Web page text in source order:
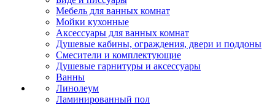
Мебель для ванных комнат
Мойки кухонные
Аксессуары для ванных комнат
Душевые кабины, ограждения, двери и поддоны
Смесители и комплектующие
Душевые гарнитуры и аксессуары
Ванны
Линолеум
Ламинированный пол